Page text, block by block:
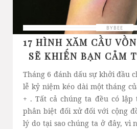
BYBEE
17 HÌNH XĂM CẦU
SẼ KHIẾN BẠN CẢM
Tháng 6 đánh dấu sự khởi đầu
lễ kỷ niệm kéo dài một tháng
+ . Tất cả chúng ta đều có lập
phân biệt đối xử đối với cộng
lý do tại sao chúng ta ở đây, vì